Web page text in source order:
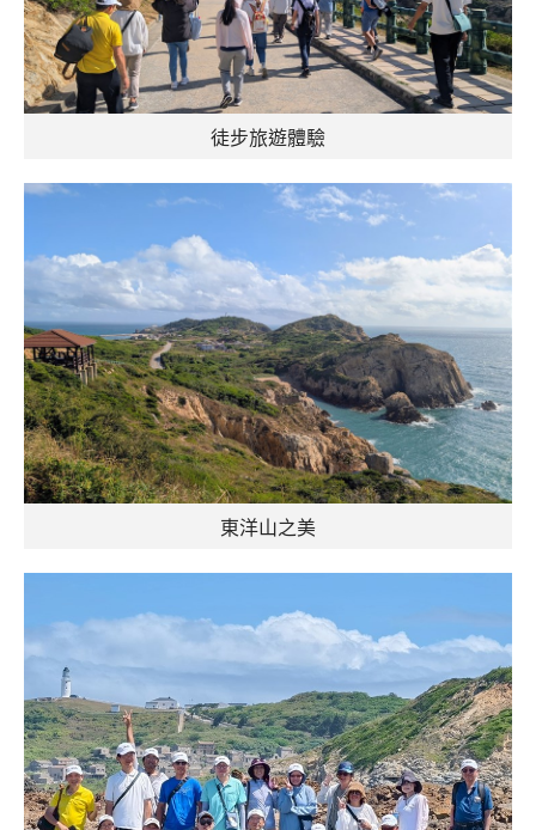
徒步旅遊體驗
東洋山之美